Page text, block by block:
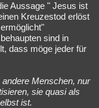
Aussage " Jesus ist
Kreuzestod erlöst
sind in
dass möge jeder für
Menschen, nur
sie quasi als
ist.